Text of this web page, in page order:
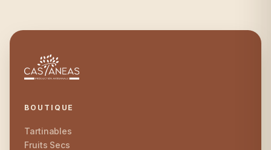
BOUTIQUE
Tartinables
Fruits Secs